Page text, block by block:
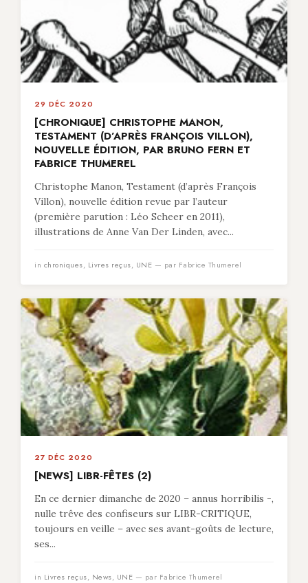
29 DÉC 2020
[CHRONIQUE] CHRISTOPHE MANON,
TESTAMENT (D’APRÈS FRANÇOIS VILLON),
NOUVELLE ÉDITION, PAR BRUNO FERN ET
FABRICE THUMEREL
Christophe Manon, Testament (d’après François
Villon), nouvelle édition revue par l’auteur
(première parution : Léo Scheer en 2011),
illustrations de Anne Van Der Linden, avec...
in chroniques, Livres reçus, UNE — par Fabrice Thumerel
27 DÉC 2020
[NEWS] LIBR-FÊTES (2)
En ce dernier dimanche de 2020 – annus horribilis -,
nulle trêve des confiseurs sur LIBR-CRITIQUE,
toujours en veille – avec ses avant-goûts de lecture,
ses...
in Livres reçus, News, UNE — par Fabrice Thumerel